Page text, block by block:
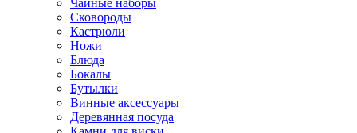
Чайные наборы
Сковороды
Кастрюли
Ножи
Блюда
Бокалы
Бутылки
Винные аксессуары
Деревянная посуда